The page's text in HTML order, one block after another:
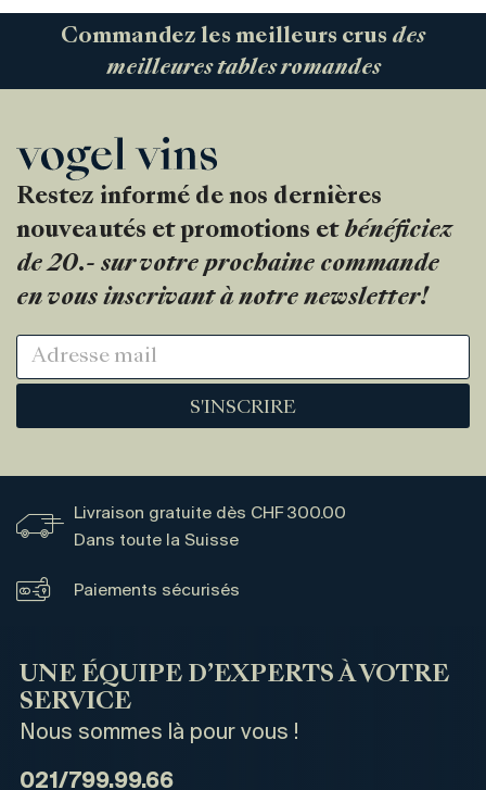
Commandez les meilleurs crus des
meilleures tables romandes
Restez informé de nos dernières
nouveautés et promotions et bénéficiez
de 20.- sur votre prochaine commande
en vous inscrivant à notre newsletter!
S'INSCRIRE
Livraison gratuite dès CHF 300.00
Dans toute la Suisse
Paiements sécurisés
UNE ÉQUIPE D’EXPERTS À VOTRE
SERVICE
Nous sommes là pour vous !
021/799.99.66